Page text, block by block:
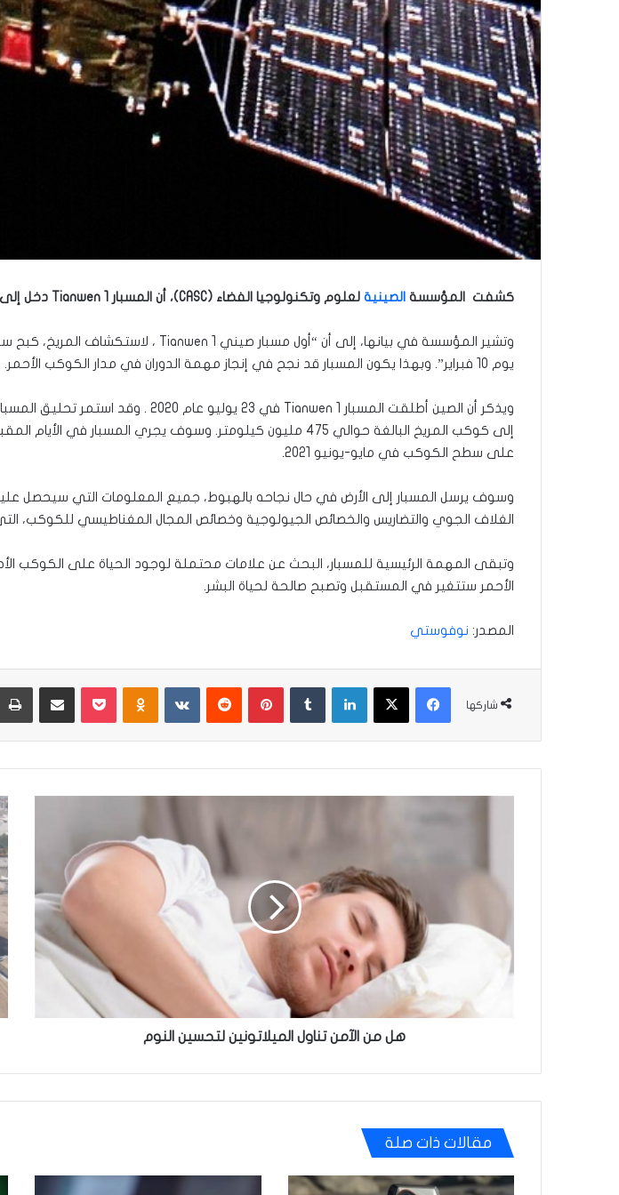
كشفت المؤسسة الصينية لعلوم وتكنولوجيا الفضاء (CASC)، أن المسبار Tianwen 1 دخل إلى مدار الكوكب الأحمر.
يوم 10 فبراير”. وبهذا يكون المسبار قد نجح في إنجاز مهمة الدوران في مدار الكوكب الأحمر.
إلى كوكب المريخ البالغة حوالي 475 مليون كيلومتر. وسوف يجري
على سطح الكوكب في مايو-يونيو 2021.
وسوف يرسل المسبار إلى الأرض في حال نجاحه بالهبوط، جميع المعلومات التي سيحصل
الغلاف الجوي والتضاريس والخصائص الجيولوجية وخصائص المجال المغناطيسي
وتبقى المهمة الرئيسية للمسبار، البحث عن علامات محتملة لوجود الحياة على الكوكب
الأحمر ستتغير في المستقبل وتصبح صالحة لحياة البشر.
المصدر: نوفوستي
شاركها
فيسبوك
‫X لينكدإن بينتيريست Odnoklassniki
‫Pocketمشاركة عبر البريد
هل من الآمن تناول الميلاتونين لتحسين النوم
مقالات ذات صلة